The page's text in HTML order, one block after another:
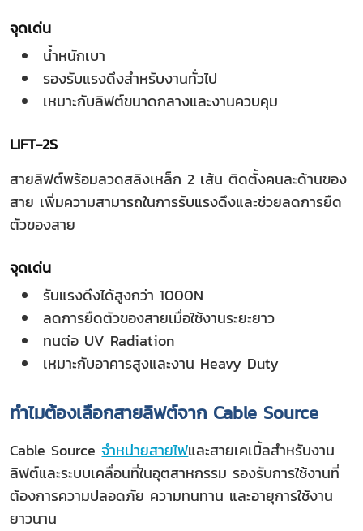
จุดเด่น
น้ำหนักเบา
รองรับแรงดึงสำหรับงานทั่วไป
เหมาะกับลิฟต์ขนาดกลางและงานควบคุม
LIFT-2S
สายลิฟต์พร้อมลวดสลิงเหล็ก 2 เส้น ติดตั้งคนละด้านของ
สาย เพิ่มความสามารถในการรับแรงดึงและช่วยลดการยืด
ตัวของสาย
จุดเด่น
รับแรงดึงได้สูงกว่า 1000N
ลดการยืดตัวของสายเมื่อใช้งานระยะยาว
ทนต่อ UV Radiation
เหมาะกับอาคารสูงและงาน Heavy Duty
ทำไมต้องเลือกสายลิฟต์จาก Cable Source
Cable Sourceจำหน่ายสายไฟและสายเคเบิ้ลสำหรับงาน
ลิฟต์และระบบเคลื่อนที่ในอุตสาหกรรม รองรับการใช้งานที่
ต้องการความปลอดภัย ความทนทาน และอายุการใช้งาน
ยาวนาน